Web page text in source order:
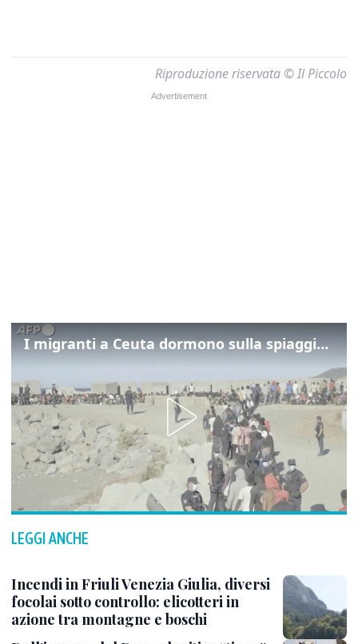
Riproduzione riservata © Il Piccolo
I migranti a Ceuta dormono sulla spiaggia: "Vogliamo entrare in Europa"
LEGGI ANCHE
Incendi in Friuli Venezia Giulia, diversi
focolai sotto controllo: elicotteri in
azione tra montagne e boschi